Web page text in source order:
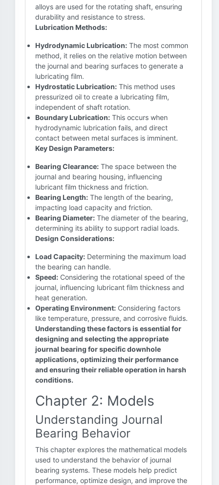
alloys are used for the rotating shaft, ensuring
durability and resistance to stress.
Lubrication Methods:
Hydrodynamic Lubrication: The most common
method, it relies on the relative motion between
the journal and bearing surfaces to generate a
lubricating film.
Hydrostatic Lubrication: This method uses
pressurized oil to create a lubricating film,
independent of shaft rotation.
Boundary Lubrication: This occurs when
hydrodynamic lubrication fails, and direct
contact between metal surfaces is imminent.
Key Design Parameters:
Bearing Clearance: The space between the
journal and bearing housing, influencing
lubricant film thickness and friction.
Bearing Length: The length of the bearing,
impacting load capacity and friction.
Bearing Diameter: The diameter of the bearing,
determining its ability to support radial loads.
Design Considerations:
Load Capacity: Determining the maximum load
the bearing can handle.
Speed: Considering the rotational speed of the
journal, influencing lubricant film thickness and
heat generation.
Operating Environment: Considering factors
like temperature, pressure, and corrosive fluids.
Understanding these factors is essential for
designing and selecting the appropriate
journal bearing for specific downhole
applications, optimizing their performance
and ensuring their reliable operation in harsh
conditions.
Chapter 2: Models
Understanding Journal
Bearing Behavior
This chapter explores the mathematical models
used to understand the behavior of journal
bearing systems. These models help predict
performance, optimize design, and improve the